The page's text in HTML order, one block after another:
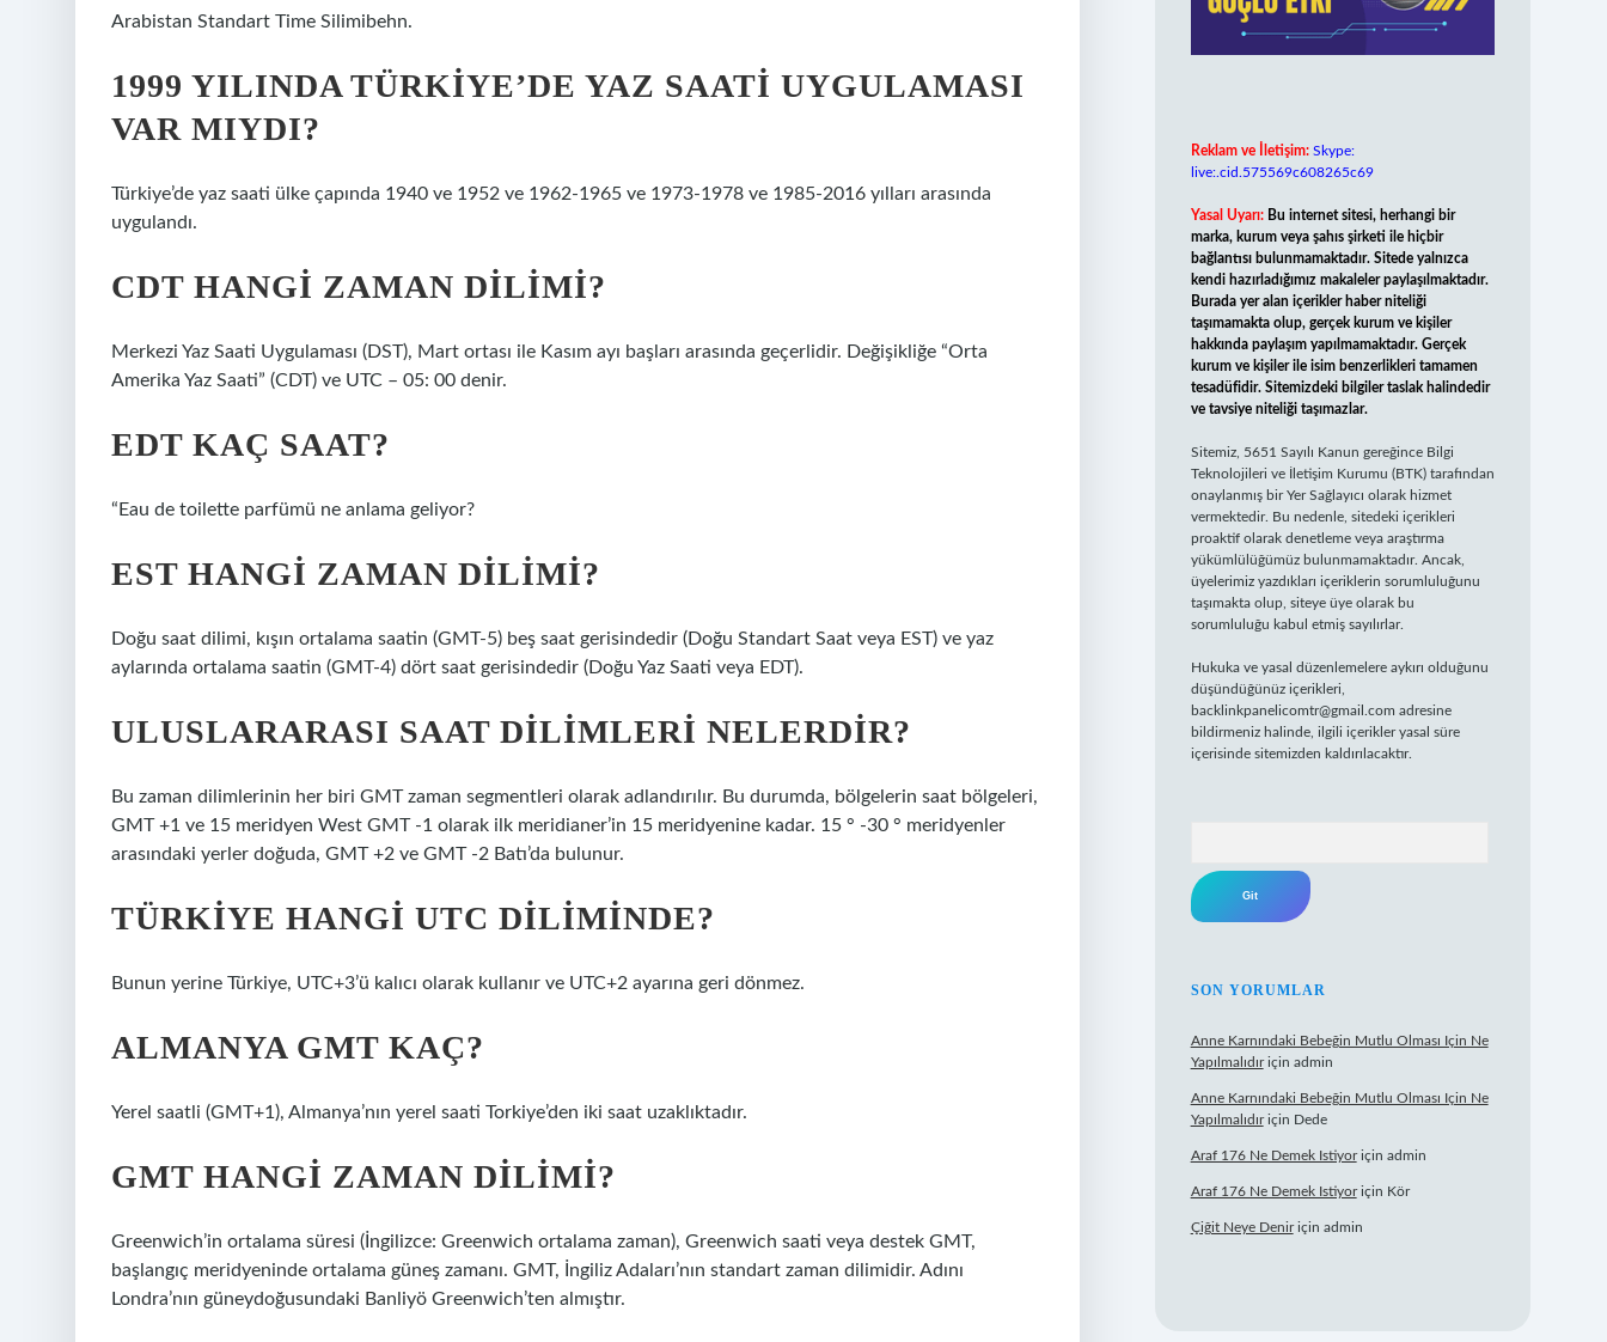
Arabistan Standart Time Silimibehn.
1999 YILINDA TÜRKIYE’DE YAZ SAATI UYGULAMASI
VAR MIYDI?
Türkiye’de yaz saati ülke çapında 1940 ve 1952 ve 1962-1965 ve 1973-1978 ve 1985-2016 yılları arasında
uygulandı.
CDT HANGI ZAMAN DILIMI?
Merkezi Yaz Saati Uygulaması (DST), Mart ortası ile Kasım ayı başları arasında geçerlidir. Değişikliğe “Orta
Amerika Yaz Saati” (CDT) ve UTC – 05: 00 denir.
EDT KAÇ SAAT?
“Eau de toilette parfümü ne anlama geliyor?
EST HANGI ZAMAN DILIMI?
Doğu saat dilimi, kışın ortalama saatin (GMT-5) beş saat gerisindedir (Doğu Standart Saat veya EST) ve yaz
aylarında ortalama saatin (GMT-4) dört saat gerisindedir (Doğu Yaz Saati veya EDT).
ULUSLARARASI SAAT DILIMLERI NELERDIR?
Bu zaman dilimlerinin her biri GMT zaman segmentleri olarak adlandırılır. Bu durumda, bölgelerin saat bölgeleri,
GMT +1 ve 15 meridyen West GMT -1 olarak ilk meridianer’in 15 meridyenine kadar. 15 ° -30 ° meridyenler
arasındaki yerler doğuda, GMT +2 ve GMT -2 Batı’da bulunur.
TÜRKIYE HANGI UTC DILIMINDE?
Bunun yerine Türkiye, UTC+3’ü kalıcı olarak kullanır ve UTC+2 ayarına geri dönmez.
ALMANYA GMT KAÇ?
Yerel saatli (GMT+1), Almanya’nın yerel saati Torkiye’den iki saat uzaklıktadır.
GMT HANGI ZAMAN DILIMI?
Greenwich’in ortalama süresi (İngilizce: Greenwich ortalama zaman), Greenwich saati veya destek GMT,
başlangıç meridyeninde ortalama güneş zamanı. GMT, İngiliz Adaları’nın standart zaman dilimidir. Adını
Londra’nın güneydoğusundaki Banliyö Greenwich’ten almıştır.
Reklam ve İletişim: Skype:
live:.cid.575569c608265c69
Yasal Uyarı: Bu internet sitesi, herhangi bir
marka, kurum veya şahıs şirketi ile hiçbir
bağlantısı bulunmamaktadır. Sitede yalnızca
kendi hazırladığımız makaleler paylaşılmaktadır.
Burada yer alan içerikler haber niteliği
taşımamakta olup, gerçek kurum ve kişiler
hakkında paylaşım yapılmamaktadır. Gerçek
kurum ve kişiler ile isim benzerlikleri tamamen
tesadüfidir. Sitemizdeki bilgiler taslak halindedir
ve tavsiye niteliği taşımazlar.
Sitemiz, 5651 Sayılı Kanun gereğince Bilgi
Teknolojileri ve İletişim Kurumu (BTK) tarafından
onaylanmış bir Yer Sağlayıcı olarak hizmet
vermektedir. Bu nedenle, sitedeki içerikleri
proaktif olarak denetleme veya araştırma
yükümlülüğümüz bulunmamaktadır. Ancak,
üyelerimiz yazdıkları içeriklerin sorumluluğunu
taşımakta olup, siteye üye olarak bu
sorumluluğu kabul etmiş sayılırlar.
Hukuka ve yasal düzenlemelere aykırı olduğunu
düşündüğünüz içerikleri,
backlinkpanelicomtr@gmail.com adresine
bildirmeniz halinde, ilgili içerikler yasal süre
içerisinde sitemizden kaldırılacaktır.
SON YORUMLAR
Anne Karnındaki Bebeğin Mutlu Olması Için Ne
Yapılmalıdıriçin admin
Anne Karnındaki Bebeğin Mutlu Olması Için Ne
Yapılmalıdıriçin Dede
Araf 176 Ne Demek Istiyoriçin admin
Araf 176 Ne Demek Istiyoriçin Kör
Çiğit Neye Deniriçin admin